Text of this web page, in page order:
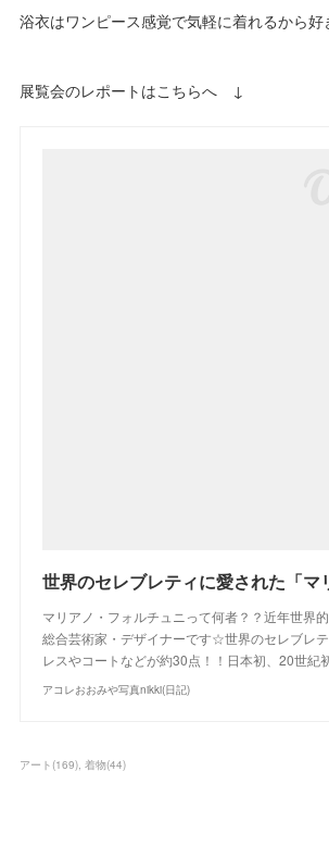
浴衣はワンピース感覚で気軽に着れるから好
展覧会のレポートはこちらへ ↓
マリアノ・フォルチュニって何者？？近年世界
総合芸術家・デザイナーです☆世界のセレブレ
レスやコートなどが約30点！！日本初、20世紀
アコレおおみや写真nikki(日記)
アート (169) 着物(44)